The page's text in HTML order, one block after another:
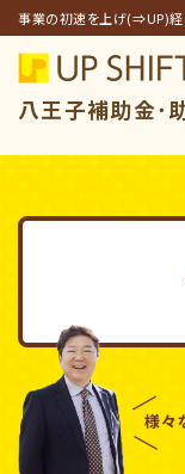
事業の初速を上げ(⇒UP)経
八王子補助金･